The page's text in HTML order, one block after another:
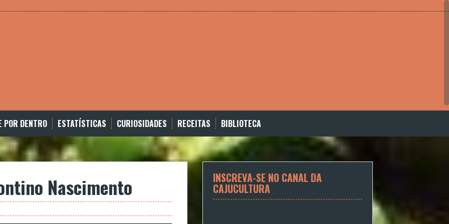
POR DENTRO ESTATÍSTICAS CURIOSIDADES RECEITAS BIBLIOTECA
Nascimento INSCREVA-SE NO CANAL DA
CAJUCULTURA